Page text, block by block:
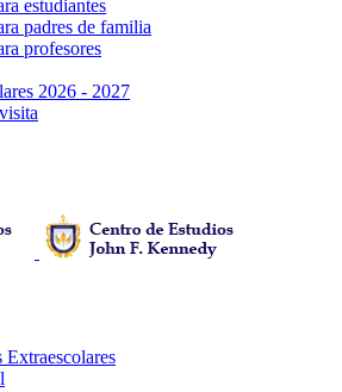
estudiantes
padres de familia
profesores
2026 - 2027